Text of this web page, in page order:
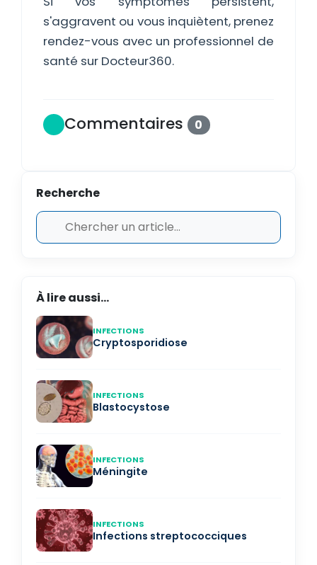
s'aggravent ou vous inquiètent, prenez
rendez-vous avec un professionnel de
santé sur Docteur360.
Commentaires 0
Recherche
À lire aussi...
INFECTIONS
Cryptosporidiose
INFECTIONS
Blastocystose
INFECTIONS
Méningite
INFECTIONS
Infections streptococciques